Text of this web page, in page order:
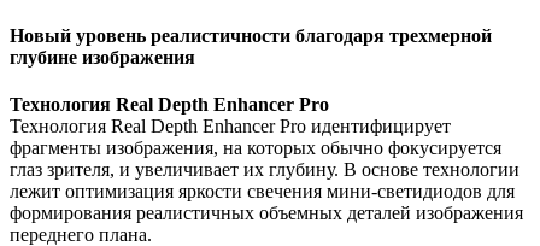
Новый уровень реалистичности благодаря трехмерной
глубине изображения
Технология Real Depth Enhancer Pro
Технология Real Depth Enhancer Pro идентифицирует
фрагменты изображения, на которых обычно фокусируется
глаз зрителя, и увеличивает их глубину. В основе технологии
лежит оптимизация яркости свечения мини-светидиодов для
формирования реалистичных объемных деталей изображения
переднего плана.